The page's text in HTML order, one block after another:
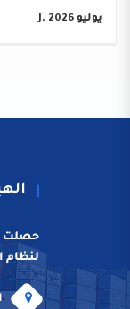
يوليو J, 2026
حصلت
لنظام